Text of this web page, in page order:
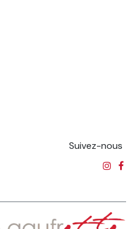
Suivez-nous